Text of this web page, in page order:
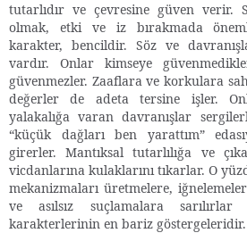
tutarlıdır ve çevresine güven verir.
olmak, etki ve iz bırakmada
karakter, bencildir. Söz ve
vardır. Onlar kimseye
güvenmezler. Zaaflara ve korkulara
değerler de adeta tersine işler.
yalakalığa varan davranışlar
“küçük dağları ben yarattım”
girerler. Mantıksal tutarlılığa ve
vicdanlarına kulaklarını tıkarlar. O
mekanizmaları üretmelere,
ve asılsız suçlamalara
karakterlerinin en bariz göstergeleridir.